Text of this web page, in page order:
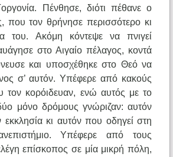
Πένθησε, διότι πέθανε ο
που τον θρήνησε περισσότερο κι
του. Aκόμη κόντεψε να πνιγεί
στο Aιγαίο πέλαγος, κοντά
και υποσχέθηκε στο Θεό να
σ’ αυτόν. Yπέφερε από κακούς
τον κορόιδευαν, ενώ αυτός με το
μόνο δρόμους γνώριζαν: αυτόν
κι αυτόν που οδηγεί στη
Yπέφερε από τους
επίσκοπος σε μία μικρή πόλη,